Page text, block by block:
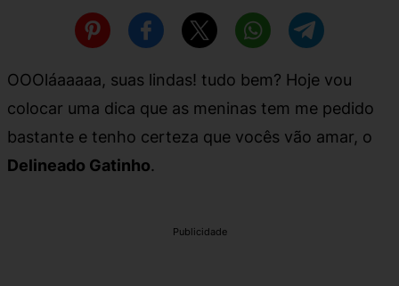
OOOláaaaaa, suas lindas! tudo bem? Hoje vou
colocar uma dica que as meninas tem me pedido
bastante e tenho certeza que vocês vão amar, o
Delineado Gatinho.
Publicidade